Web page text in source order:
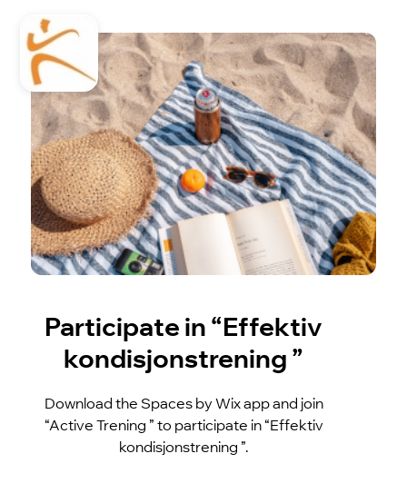
Participate in “Effektiv
kondisjonstrening ”
Download the Spaces by Wix app and join
“Active Trening ” to participate in “Effektiv
kondisjonstrening ”.